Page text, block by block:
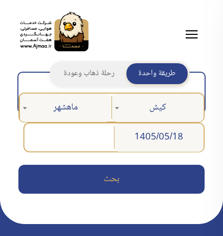
طريقة واحدة رحلة ذهاب وعودة
كيش ماهشهر
بحث